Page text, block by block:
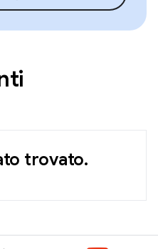
trovato.